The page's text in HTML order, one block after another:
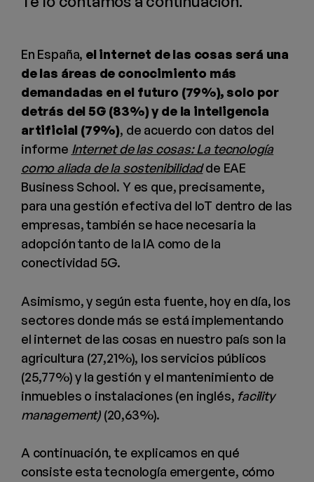
En España, el internet de las cosas será una
de las áreas de conocimiento más
demandadas en el futuro (79%), solo por
detrás del 5G (83%) y de la inteligencia
artificial (79%), de acuerdo con datos del
informe Internet de las cosas: La tecnología
como aliada de la sostenibilidadde EAE
Business School. Y es que, precisamente,
para una gestión efectiva del IoT dentro de las
empresas, también se hace necesaria la
adopción tanto de la IA como de la
conectividad 5G.
Asimismo, y según esta fuente, hoy en día, los
sectores donde más se está implementando
el internet de las cosas en nuestro país son la
agricultura (27,21%), los servicios públicos
(25,77%) y la gestión y el mantenimiento de
inmuebles o instalaciones (en inglés, facility
management) (20,63%).
A continuación, te explicamos en qué
consiste esta tecnología emergente, cómo